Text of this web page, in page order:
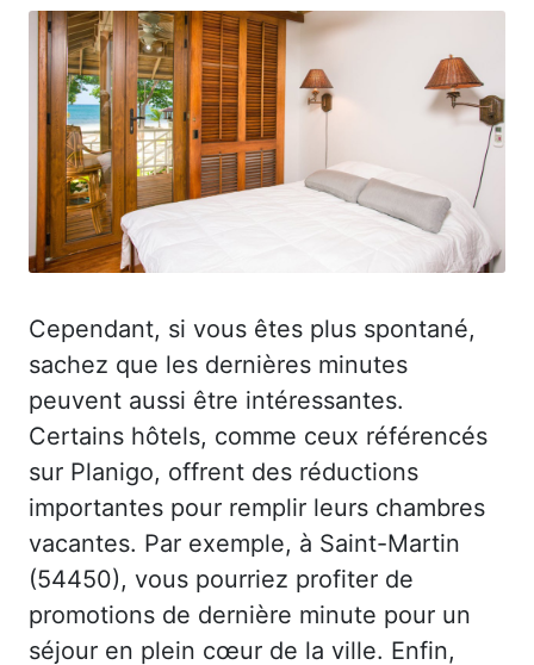
Cependant, si vous êtes plus spontané,
sachez que les dernières minutes
peuvent aussi être intéressantes.
Certains hôtels, comme ceux référencés
sur Planigo, offrent des réductions
importantes pour remplir leurs chambres
vacantes. Par exemple, à Saint-Martin
(54450), vous pourriez profiter de
promotions de dernière minute pour un
séjour en plein cœur de la ville. Enfin,